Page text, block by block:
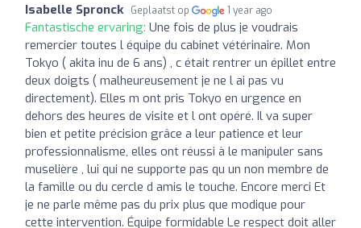
Isabelle Spronck Geplaatst op 1 year ago
Fantastische ervaring: Une fois de plus je voudrais
remercier toutes l équipe du cabinet vétérinaire. Mon
Tokyo ( akita inu de 6 ans) , c était rentrer un épillet entre
deux doigts ( malheureusement je ne l ai pas vu
directement). Elles m ont pris Tokyo en urgence en
dehors des heures de visite et l ont opéré. Il va super
bien et petite précision grâce a leur patience et leur
professionnalisme, elles ont réussi à le manipuler sans
muselière , lui qui ne supporte pas qu un non membre de
la famille ou du cercle d amis le touche. Encore merci Et
je ne parle même pas du prix plus que modique pour
cette intervention. Équipe formidable Le respect doit aller